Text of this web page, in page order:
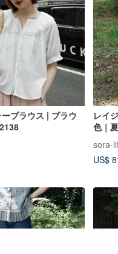
ブラウス | ブラウ
レイ
色｜
sora-
US$